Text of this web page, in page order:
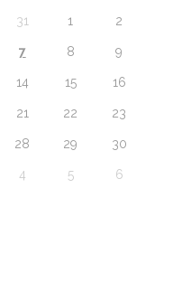
31 1 2
7 8 9
14 15 16
21 22 23
28 29 30
4 5 6